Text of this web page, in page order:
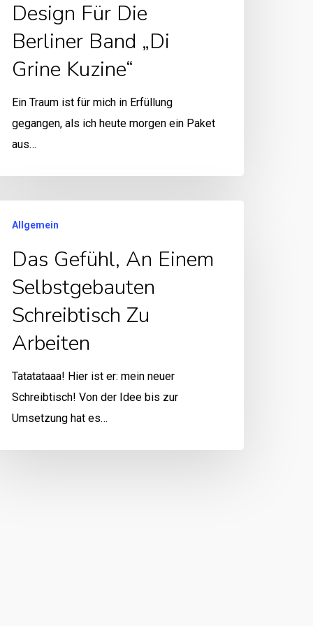
Design Für Die
Berliner Band „Di
Grine Kuzine“
Ein Traum ist für mich in Erfüllung
gegangen, als ich heute morgen ein Paket
aus…
Allgemein
Das Gefühl, An Einem
Selbstgebauten
Schreibtisch Zu
Arbeiten
Tatatataaa! Hier ist er: mein neuer
Schreibtisch! Von der Idee bis zur
Umsetzung hat es…